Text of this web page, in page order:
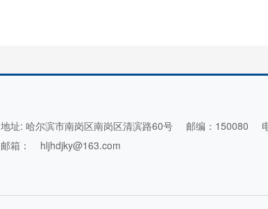
地址: 哈尔滨市南岗区南岗区清滨路60号 邮编：150080
邮箱：
hljhdjky@163.com